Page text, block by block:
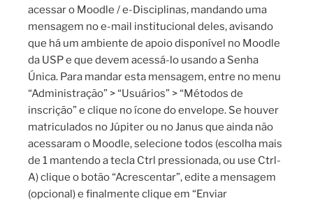
acessar o Moodle / e-Disciplinas, mandando uma
mensagem no e-mail institucional deles, avisando
que há um ambiente de apoio disponível no Moodle
da USP e que devem acessá-lo usando a Senha
Única. Para mandar esta mensagem, entre no menu
“Administração” > “Usuários” > “Métodos de
inscrição” e clique no ícone do envelope. Se houver
matriculados no Júpiter ou no Janus que ainda não
acessaram o Moodle, selecione todos (escolha mais
de 1 mantendo a tecla Ctrl pressionada, ou use Ctrl-
A) clique o botão “Acrescentar”, edite a mensagem
(opcional) e finalmente clique em “Enviar